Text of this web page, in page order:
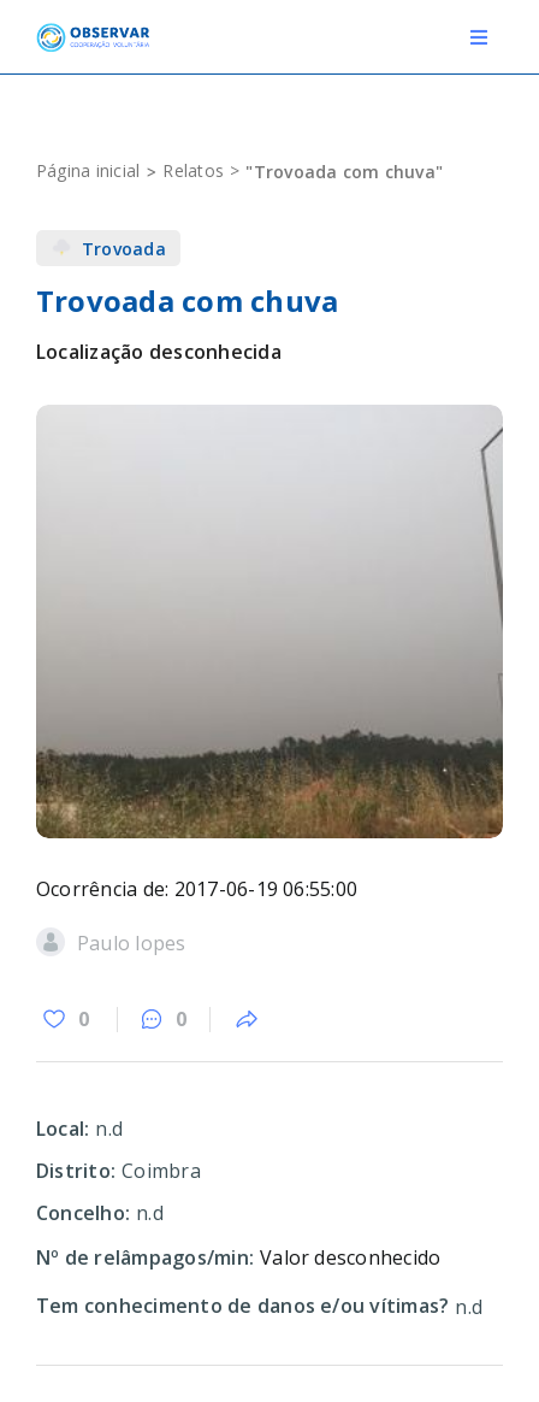
content
Toggle
EVENTOS
DEFINIÇÕES
F.A.Q.
Página inicial Relatos "Trovoada com chuva"
Trovoada
Trovoada com chuva
Localização desconhecida
Ocorrência de: 2017-06-19 06:55:00
Paulo lopes
0 0
Local: n.d
Distrito: Coimbra
Concelho: n.d
Nº de relâmpagos/min: Valor desconhecido
Tem conhecimento de danos e/ou vítimas? n.d